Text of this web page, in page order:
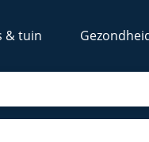
& tuin